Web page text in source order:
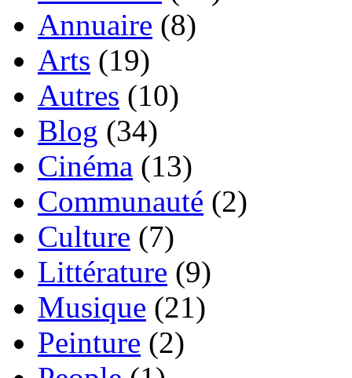
Annuaire (8)
Arts (19)
Autres (10)
Blog (34)
Cinéma (13)
Communauté (2)
Culture (7)
Littérature (9)
Musique (21)
Peinture (2)